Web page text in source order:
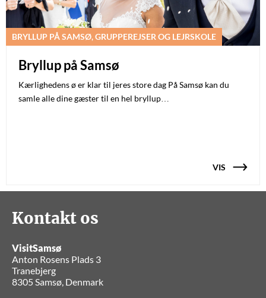
BRYLLUP PÅ SAMSØ, GRUPPEREJSER OG LEJRSKOLE
Bryllup på Samsø
Kærlighedens ø er klar til jeres store dag På Samsø kan du
samle alle dine gæster til en hel bryllup…
VIS
Kontakt os
VisitSamsø
Anton Rosens Plads 3
Tranebjerg
8305 Samsø, Denmark